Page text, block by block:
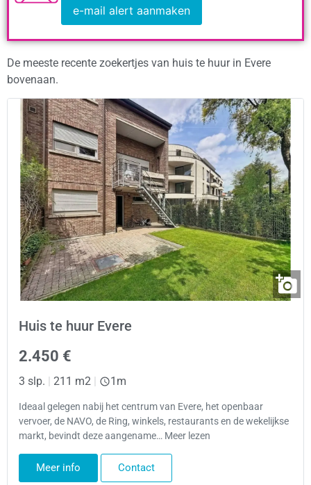
e-mail alert aanmaken
De meeste recente zoekertjes van huis te huur in Evere
bovenaan.
Huis te huur Evere
2.450 €
3 slp. | 211 m2 | 1m
Ideaal gelegen nabij het centrum van Evere, het openbaar
vervoer, de NAVO, de Ring, winkels, restaurants en de wekelijkse
markt, bevindt deze aangename… Meer lezen
Meer info Contact